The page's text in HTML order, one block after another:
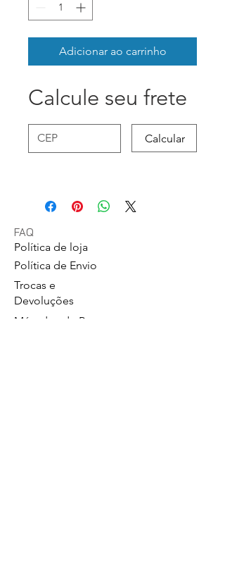
Adicionar ao carrinho
Calcule seu frete
Calcular
FAQ
Política de loja
Política de Envio
Trocas e
Devoluções
Métodos de Pagamentos